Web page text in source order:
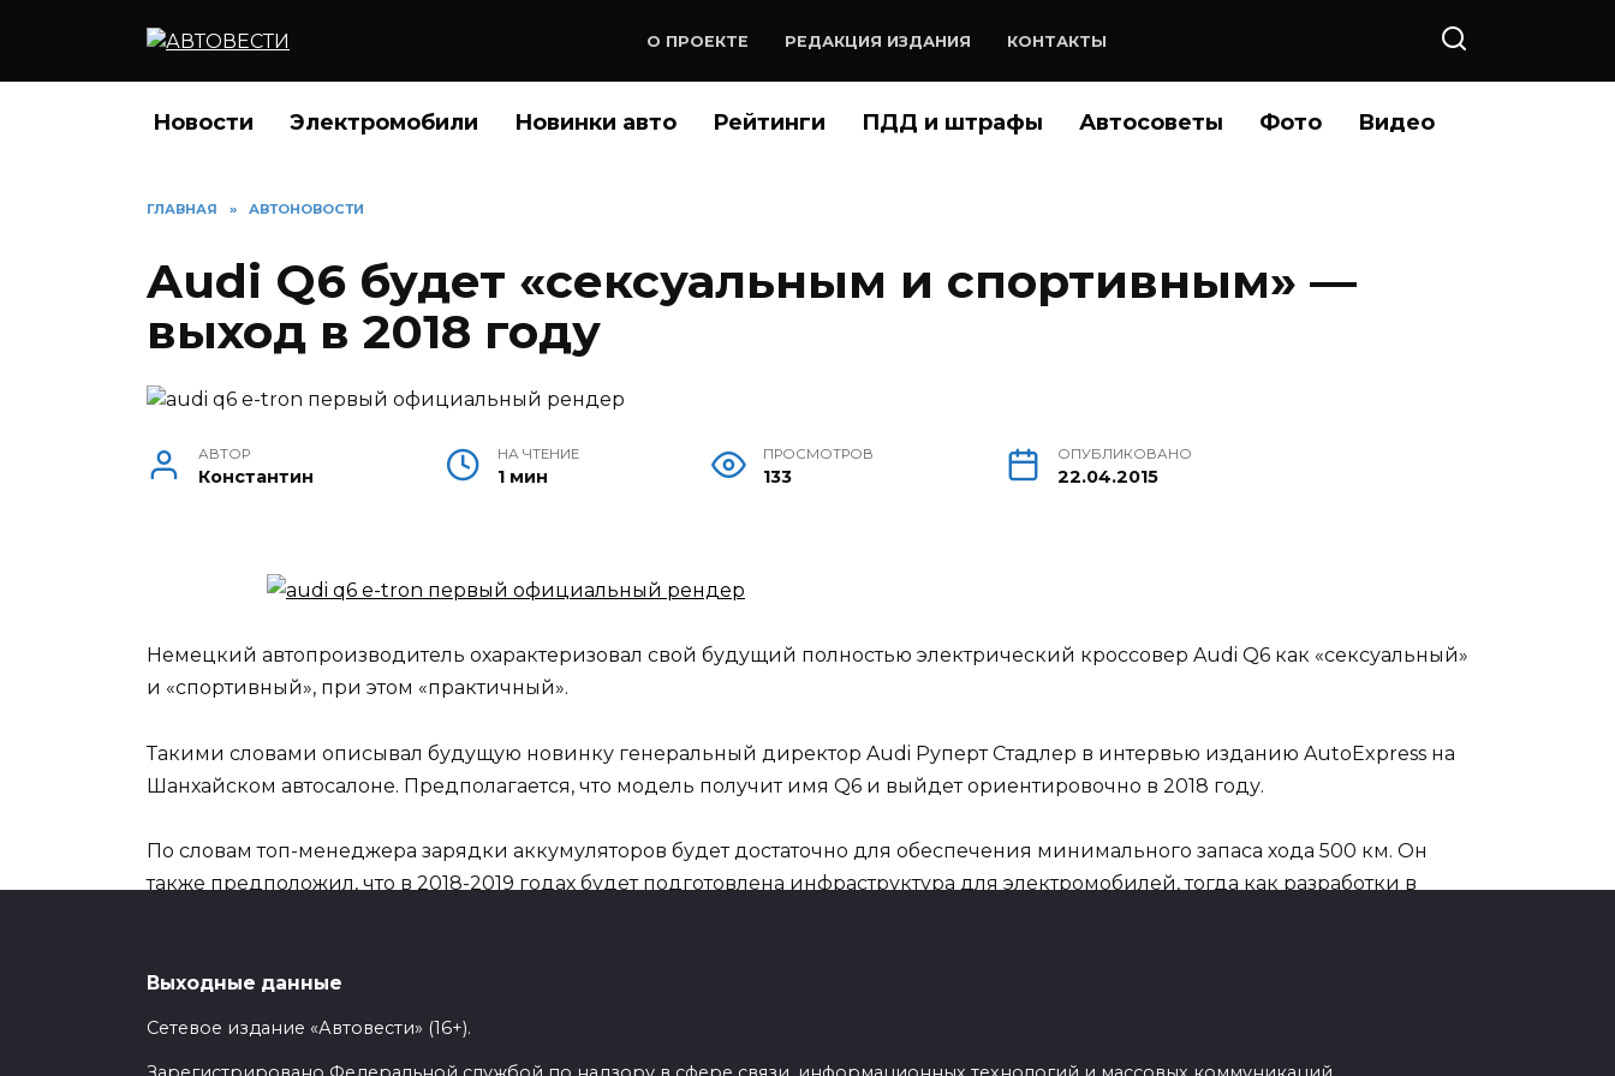
О ПРОЕКТЕ РЕДАКЦИЯ ИЗДАНИЯ КОНТАКТЫ
Новости Электромобили Новинки авто Рейтинги ПДД и штрафы Автосоветы Фото Видео
ГЛАВНАЯ » АВТОНОВОСТИ
Audi Q6 будет «сексуальным и спортивным» —
выход в 2018 году
АВТОР
Константин
НА ЧТЕНИЕ
1 мин
ПРОСМОТРОВ
133
ОПУБЛИКОВАНО
22.04.2015
Немецкий автопроизводитель охарактеризовал свой будущий полностью электрический кроссовер Audi Q6 как «сексуальный»
и «спортивный», при этом «практичный».
Такими словами описывал будущую новинку генеральный директор Audi Руперт Стадлер в интервью изданию AutoExpress на
Шанхайском автосалоне. Предполагается, что модель получит имя Q6 и выйдет ориентировочно в 2018 году.
По словам топ-менеджера зарядки аккумуляторов будет достаточно для обеспечения минимального запаса хода 500 км. Он
также предположил, что в 2018-2019 годах будет подготовлена инфраструктура для электромобилей, тогда как разработки в
Также Стадлер подтвердил планы Audi на новую модель Q-линейки, которая разместится над текущим Q7 и без проблем
Выходные данные
Сетевое издание «Автовести» (16+).